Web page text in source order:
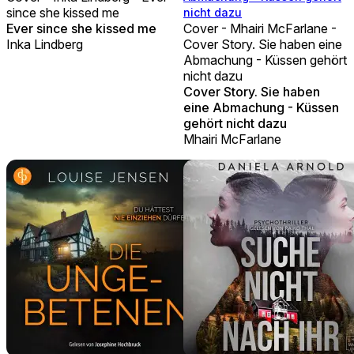
since she kissed me
Ever since she kissed me
Inka Lindberg
nicht dazu
Cover - Mhairi McFarlane -
Cover Story. Sie haben eine
Abmachung - Küssen gehört
nicht dazu
Cover Story. Sie haben
eine Abmachung - Küssen
gehört nicht dazu
Mhairi McFarlane